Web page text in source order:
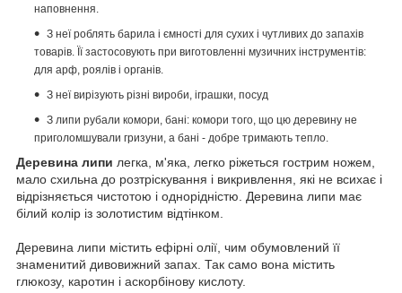
наповнення.
З неї роблять барила і ємності для сухих і чутливих до запахів
товарів. Її застосовують при виготовленні музичних інструментів:
для арф, роялів і органів.
З неї вирізують різні вироби, іграшки, посуд
З липи рубали комори, бані: комори того, що цю деревину не
приголомшували гризуни, а бані - добре тримають тепло.
Деревина липи легка, м'яка, легко ріжеться гострим ножем,
мало схильна до розтріскування і викривлення, які не всихає і
відрізняється чистотою і однорідністю. Деревина липи має
білий колір із золотистим відтінком.
Деревина липи містить ефірні олії, чим обумовлений її
знаменитий дивовижний запах. Так само вона містить
глюкозу, каротин і аскорбінову кислоту.